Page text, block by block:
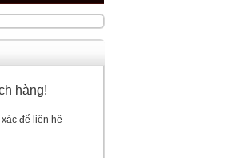
hàng!
để liên hệ